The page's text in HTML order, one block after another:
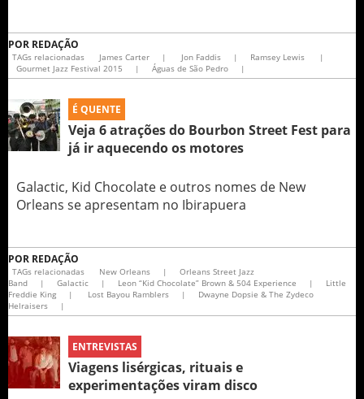
POR REDAÇÃO
TAGs relacionadas James Carter | Jon Faddis | Ramsey Lewis
|
Gourmet Jazz Festival 2015
| Águas de São Pedro |
É QUENTE
Veja 6 atrações do Bourbon Street Fest para
já ir aquecendo os motores
Galactic, Kid Chocolate e outros nomes de New
Orleans se apresentam no Ibirapuera
POR REDAÇÃO
TAGs relacionadas New Orleans |
Orleans Street Jazz
Band
| Galactic | Leon “Kid Chocolate” Brown & 504 Experience |
Little
Freddie King
| Lost Bayou Ramblers |
Dwayne Dopsie & The Zydeco
Helraisers
|
ENTREVISTAS
Viagens lisérgicas, rituais e
experimentações viram disco